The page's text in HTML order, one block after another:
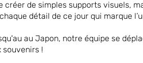
créer de simples supports visuels,
détail de ce jour qui marque
au Japon, notre équipe se
souvenirs !